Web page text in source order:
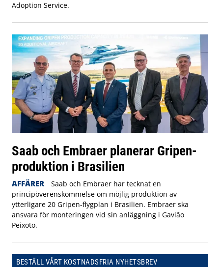
Adoption Service.
Saab och Embraer planerar Gripen-
produktion i Brasilien
AFFÄRER
Saab och Embraer har tecknat en
principöverenskommelse om möjlig produktion av
ytterligare 20 Gripen-flygplan i Brasilien. Embraer ska
ansvara för monteringen vid sin anläggning i Gavião
Peixoto.
BESTÄLL VÅRT KOSTNADSFRIA NYHETSBREV